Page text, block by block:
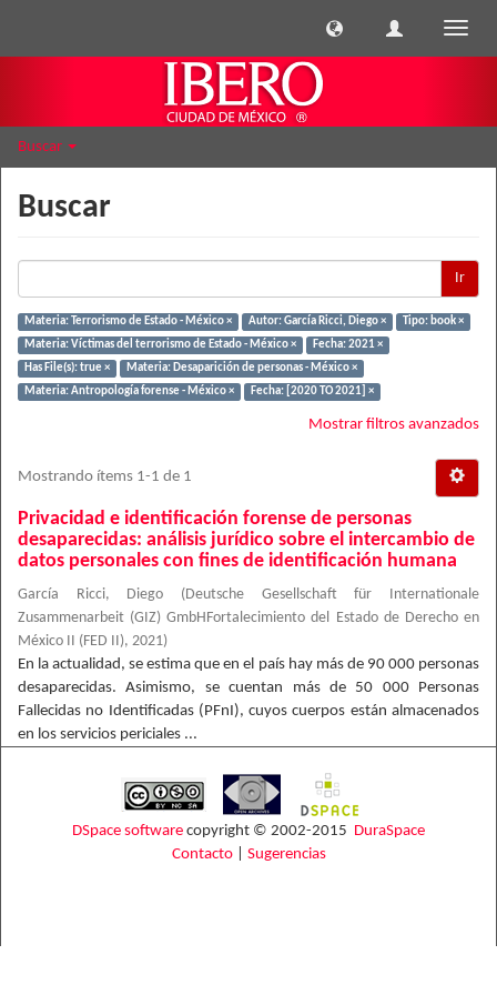
Buscar
Buscar
Ir
Materia: Terrorismo de Estado - México × Autor: García Ricci, Diego ×
Tipo: book ×
Materia: Víctimas del terrorismo de Estado - México ×
Fecha: 2021 ×
Has File(s): true ×
Materia: Desaparición de personas - México ×
Materia: Antropología forense - México ×
Fecha: [2020 TO 2021] ×
Mostrar filtros avanzados
Mostrando ítems 1-1 de 1
Privacidad e identificación forense de personas
desaparecidas: análisis jurídico sobre el intercambio de
datos personales con fines de identificación humana
García Ricci, Diego ( Deutsche Gesellschaft für Internationale
Zusammenarbeit (GIZ) GmbHFortalecimiento del Estado de Derecho en
México II (FED II), 2021)
En la actualidad, se estima que en el país hay más de 90 000 personas
desaparecidas. Asimismo, se cuentan más de 50 000 Personas
Fallecidas no Identificadas (PFnI), cuyos cuerpos están almacenados
en los servicios periciales ...
DSpace software copyright © 2002-2015 DuraSpace
Contacto| Sugerencias